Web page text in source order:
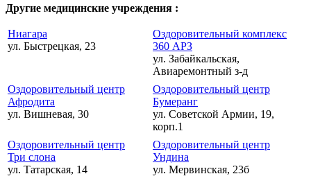
Другие медицинские учреждения :
Ниагара
ул. Быстрецкая, 23
Оздоровительный комплекс
360 АРЗ
ул. Забайкальская,
Авиаремонтный з-д
Оздоровительный центр
Афродита
ул. Вишневая, 30
Оздоровительный центр
Бумеранг
ул. Советской Армии, 19,
корп.1
Оздоровительный центр
Три слона
ул. Татарская, 14
Оздоровительный центр
Ундина
ул. Мервинская, 23б